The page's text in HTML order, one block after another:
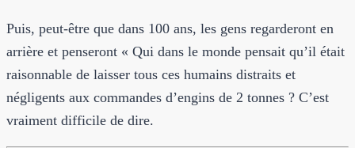
Puis, peut-être que dans 100 ans, les gens regarderont en
arrière et penseront « Qui dans le monde pensait qu’il était
raisonnable de laisser tous ces humains distraits et
négligents aux commandes d’engins de 2 tonnes ? C’est
vraiment difficile de dire.